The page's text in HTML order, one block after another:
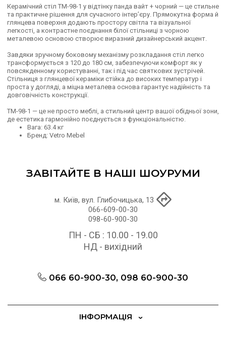
Керамічний стіл TM-98-1 у відтінку панда вайт + чорний — це стильне
та практичне рішення для сучасного інтер’єру. Прямокутна форма й
глянцева поверхня додають простору світла та візуальної
легкості, а контрастне поєднання білої стільниці з чорною
металевою основою створює виразний дизайнерський акцент.
Завдяки зручному боковому механізму розкладання стіл легко
трансформується з 120 до 180 см, забезпечуючи комфорт як у
повсякденному користуванні, так і під час святкових зустрічей.
Стільниця з глянцевої кераміки стійка до високих температур і
проста у догляді, а міцна металева основа гарантує надійність та
довговічність конструкції.
TM-98-1 — це не просто меблі, а стильний центр вашої обідньої зони,
де естетика гармонійно поєднується з функціональністю.
Вага: 63.4 кг
Бренд: Vetro Mebel
ЗАВІТАЙТЕ В НАШІ ШОУРУМИ
м. Київ, вул. Глибочицька, 13
066-609-00-30
098-60-900-30
ПН - СБ : 10.00 - 19.00
НД - вихідний
066 60-900-30, 098 60-900-30
ІНФОРМАЦІЯ